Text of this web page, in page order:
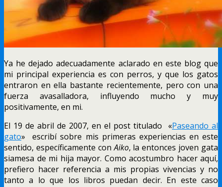
Ya he dejado adecuadamente aclarado en este blog que
mi principal experiencia es con perros, y que los gatos
entraron en ella bastante recientemente, pero con una
fuerza avasalladora, influyendo mucho y muy
positivamente, en mi.
El 19 de abril de 2007, en el post titulado «Paseando al
gato» escribí sobre mis primeras experiencias en este
sentido, específicamente conAiko, la entonces joven gata
siamesa de mi hija mayor. Como acostumbro hacer aquí,
prefiero hacer referencia a mis propias vivencias y no
tanto a lo que los libros puedan decir. En este caso